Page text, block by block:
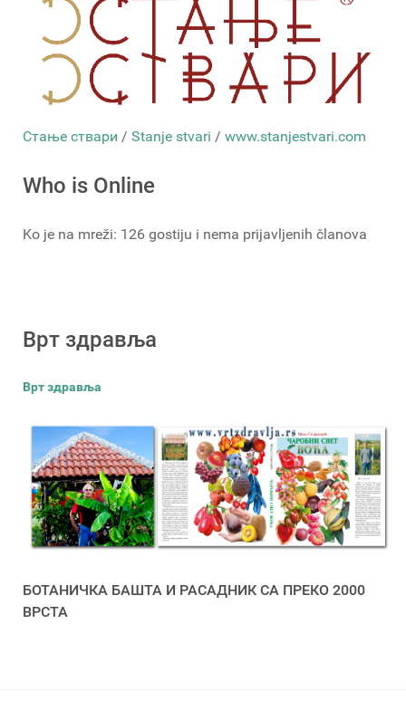
Стање ствари / Stanje stvari / www.stanjestvari.com
Who is Online
Ko je na mreži: 126 gostiju i nema prijavljenih članova
Врт здравља
Врт здравља
БОТАНИЧКА БАШТА И РАСАДНИК СА ПРЕКО 2000
ВРСТА